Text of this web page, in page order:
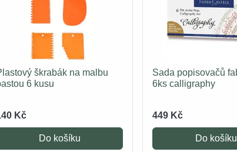
škrabák na malbu
6 kusu
Kč
Do košíku
Sada popisovačů
6ks calligraphy
449 Kč
Do košíku